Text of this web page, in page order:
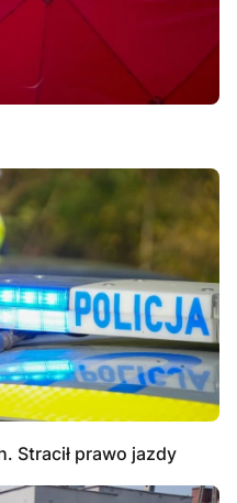
Stracił prawo jazdy